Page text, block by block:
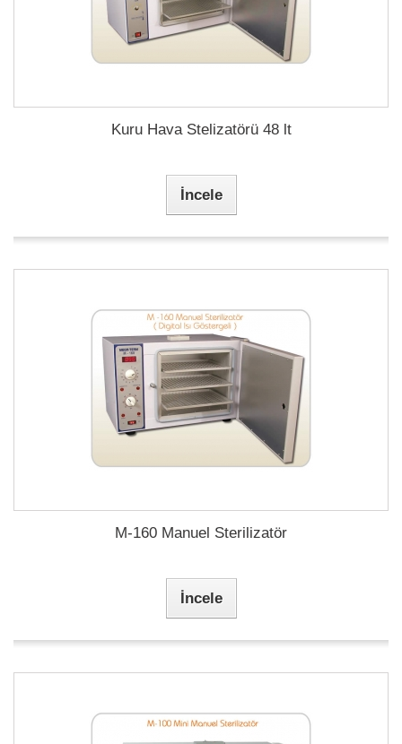
Kuru Hava Stelizatörü 48 lt
İncele
M-160 Manuel Sterilizatör
İncele